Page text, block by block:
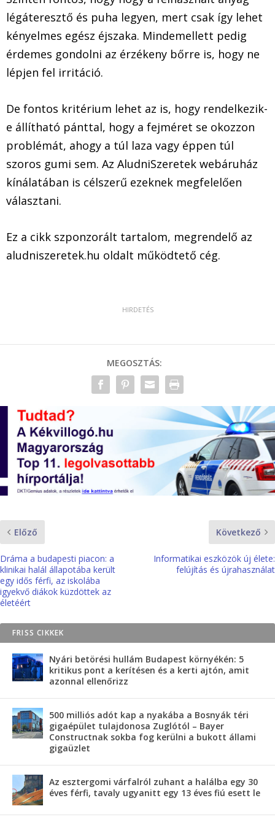
légáteresztő és puha legyen, mert csak így lehet
kényelmes egész éjszaka. Mindemellett pedig
érdemes gondolni az érzékeny bőrre is, hogy ne
lépjen fel irritáció.
De fontos kritérium lehet az is, hogy rendelkezik-
e állítható pánttal, hogy a fejméret se okozzon
problémát, ahogy a túl laza vagy éppen túl
szoros gumi sem. Az AludniSzeretek webáruház
kínálatában is célszerű ezeknek megfelelően
választani.
Ez a cikk szponzorált tartalom, megrendelő az
aludniszeretek.hu oldalt működtető cég.
MEGOSZTÁS:
Előző
Dráma a budapesti piacon: a
klinikai halál állapotába került
egy idős férfi, az iskolába
igyekvő diákok küzdöttek az
életéért
Következő
Informatikai eszközök új élete:
felújítás és újrahasználat
FRISS CIKKEK
Nyári betörési hullám Budapest környékén: 5
kritikus pont a kerítésen és a kerti ajtón, amit
azonnal ellenőrizz
500 milliós adót kap a nyakába a Bosnyák téri
gigaépület tulajdonosa Zuglótól – Bayer
Constructnak sokba fog kerülni a bukott állami
gigaüzlet
Az esztergomi várfalról zuhant a halálba egy 30
éves férfi, tavaly ugyanitt egy 13 éves fiú esett le